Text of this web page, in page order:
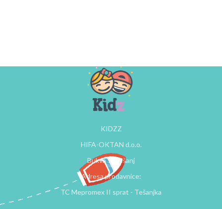
KIDZZ
HIFA-OKTAN d.o.o.
Bukva 9, Tešanj
Adresa prodavnice:
TC Mepromex II sprat - Tešanjka